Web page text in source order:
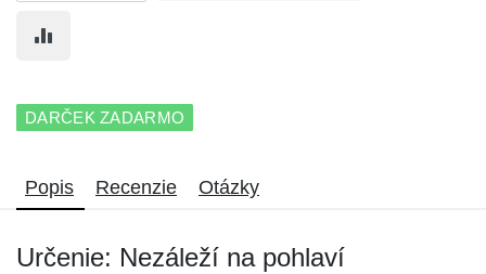
DARČEK ZADARMO
Popis Recenzie Otázky
Určenie: Nezáleží na pohlaví